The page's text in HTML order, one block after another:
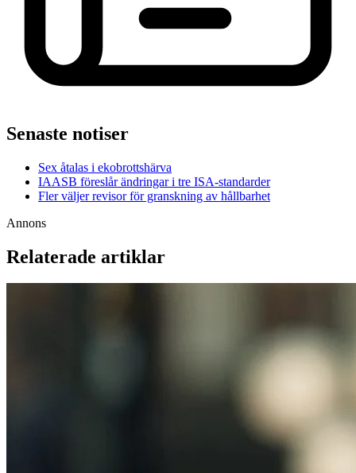
Senaste notiser
Sex åtalas i ekobrottshärva
IAASB föreslår ändringar i tre ISA-standarder
Fler väljer revisor för granskning av hållbarhet
Annons
Relaterade artiklar